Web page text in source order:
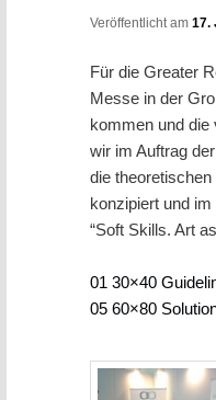
Veröffentlicht am 17.
Für die Greater
Messe in der
kommen und die
wir im Auftrag
die
konzipiert und
“Soft Skills. Art
01 30×40
05 60×80